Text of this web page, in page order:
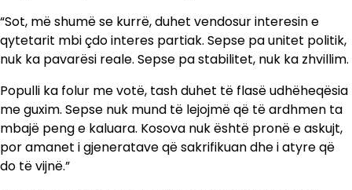
“Sot, më shumë se kurrë, duhet vendosur interesin e
qytetarit mbi çdo interes partiak. Sepse pa unitet politik,
nuk ka pavarësi reale. Sepse pa stabilitet, nuk ka zhvillim.
Populli ka folur me votë, tash duhet të flasë udhëheqësia
me guxim. Sepse nuk mund të lejojmë që të ardhmen ta
mbajë peng e kaluara. Kosova nuk është pronë e askujt,
por amanet i gjeneratave që sakrifikuan dhe i atyre që
do të vijnë.”